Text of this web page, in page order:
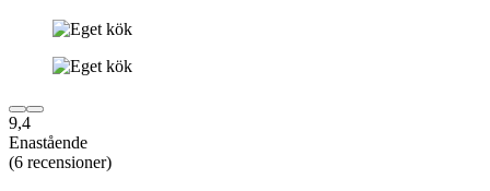
9,4
Enastående
(6 recensioner)